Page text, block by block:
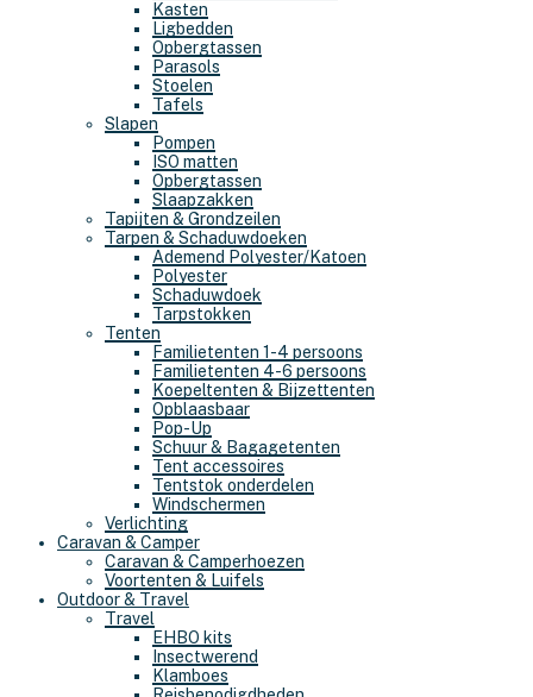
Kasten
Ligbedden
Opbergtassen
Parasols
Stoelen
Tafels
Slapen
Pompen
ISO matten
Opbergtassen
Slaapzakken
Tapijten & Grondzeilen
Tarpen & Schaduwdoeken
Ademend Polyester/Katoen
Polyester
Schaduwdoek
Tarpstokken
Tenten
Familietenten 1-4 persoons
Familietenten 4-6 persoons
Koepeltenten & Bijzettenten
Opblaasbaar
Pop-Up
Schuur & Bagagetenten
Tent accessoires
Tentstok onderdelen
Windschermen
Verlichting
Caravan & Camper
Caravan & Camperhoezen
Voortenten & Luifels
Outdoor & Travel
Travel
EHBO kits
Insectwerend
Klamboes